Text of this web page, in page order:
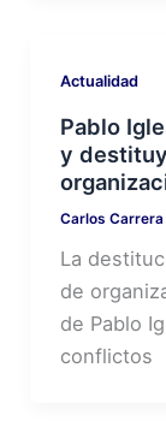
Actualidad
Pablo
y
Carlos
La
de
de Pablo
conflictos